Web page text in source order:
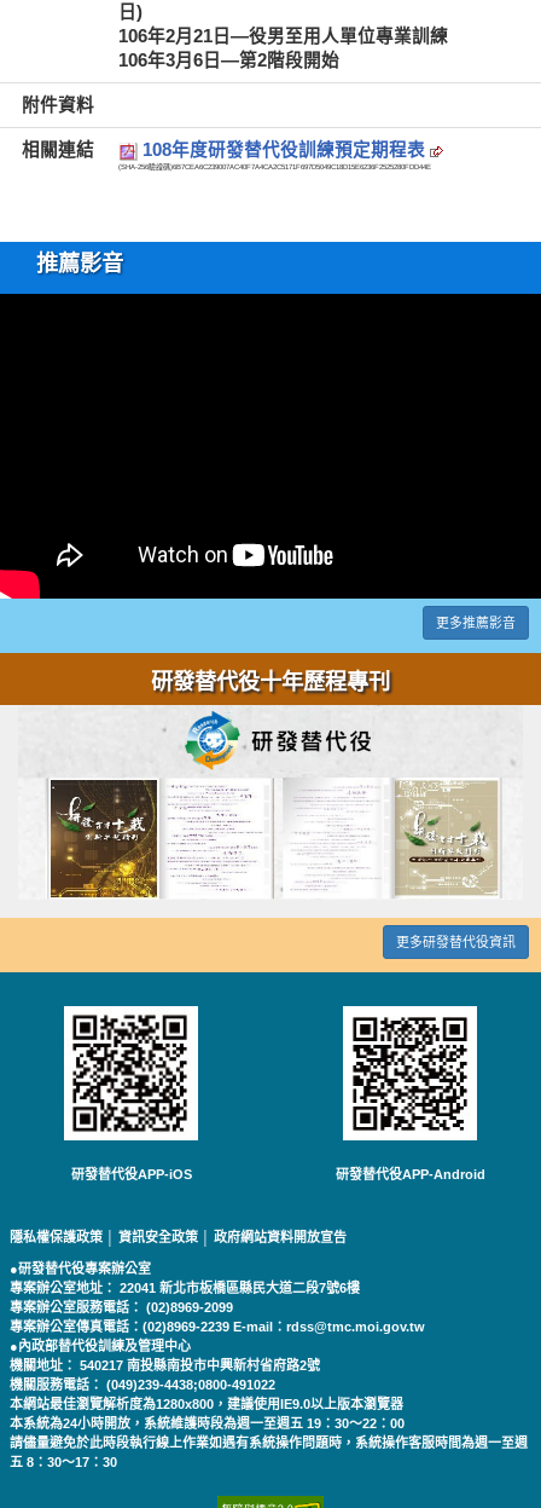
日)
106年2月21日—役男至用人單位專業訓練
106年3月6日—第2階段開始
附件資料
相關連結 108年度研發替代役訓練預定期程表
(SHA-256驗證碼)6B7CEA6C239007AC40F7A4CA2C5171F697D5049C18D15E6236F2525280FDD44E
推薦影音
更多推薦影音
研發替代役十年歷程專刊
更多研發替代役資訊
研發替代役APP-iOS 研發替代役APP-Android
隱私權保護政策 資訊安全政策 政府網站資料開放宣告
●研發替代役專案辦公室
專案辦公室地址： 22041 新北市板橋區縣民大道二段7號6樓
專案辦公室服務電話： (02)8969-2099
專案辦公室傳真電話：(02)8969-2239 E-mail：rdss@tmc.moi.gov.tw
●內政部替代役訓練及管理中心
機關地址： 540217 南投縣南投市中興新村省府路2號
機關服務電話： (049)239-4438;0800-491022
本網站最佳瀏覽解析度為1280x800，建議使用IE9.0以上版本瀏覽器
本系統為24小時開放，系統維護時段為週一至週五 19：30～22：00
請儘量避免於此時段執行線上作業如遇有系統操作問題時，系統操作客服時間為週一至週
五 8：30～17：30